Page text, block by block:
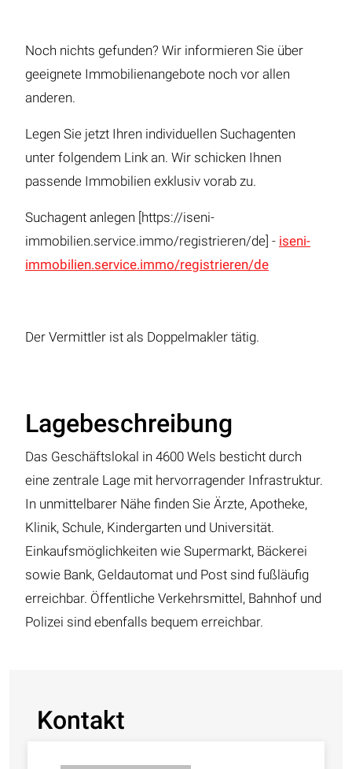
Noch nichts gefunden? Wir informieren Sie über
geeignete Immobilienangebote noch vor allen
anderen.
Legen Sie jetzt Ihren individuellen Suchagenten
unter folgendem Link an. Wir schicken Ihnen
passende Immobilien exklusiv vorab zu.
Suchagent anlegen [https://iseni-
immobilien.service.immo/registrieren/de] - iseni-
immobilien.service.immo/registrieren/de
Der Vermittler ist als Doppelmakler tätig.
Lagebeschreibung
Das Geschäftslokal in 4600 Wels besticht durch
eine zentrale Lage mit hervorragender Infrastruktur.
In unmittelbarer Nähe finden Sie Ärzte, Apotheke,
Klinik, Schule, Kindergarten und Universität.
Einkaufsmöglichkeiten wie Supermarkt, Bäckerei
sowie Bank, Geldautomat und Post sind fußläufig
erreichbar. Öffentliche Verkehrsmittel, Bahnhof und
Polizei sind ebenfalls bequem erreichbar.
Kontakt